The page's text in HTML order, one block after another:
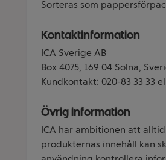
Sorteras som
Kontaktinformation
ICA Sverige AB
Box 4075, 169 04 Solna,
Kundkontakt: 020-83 33 33
Övrig information
ICA har ambitionen att
produkternas innehåll kan